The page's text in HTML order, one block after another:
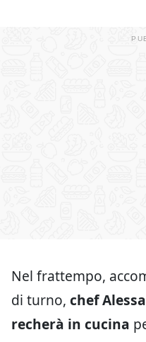
Nel frattempo,
di turno, chef
recherà in cucina